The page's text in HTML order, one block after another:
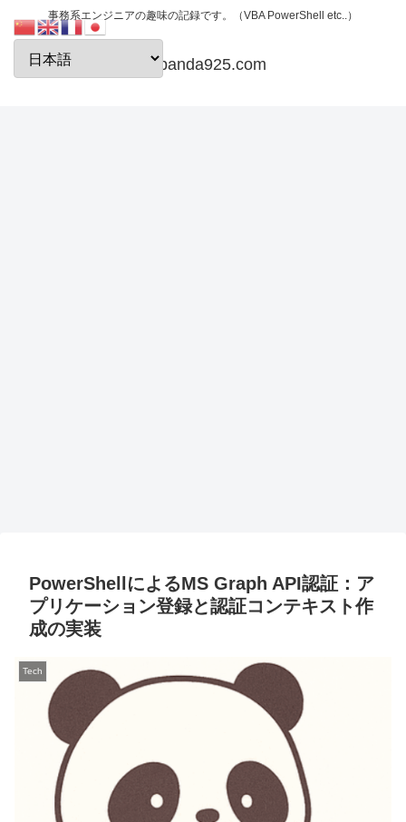
事務系エンジニアの趣味の記録です。（VBA PowerShell etc..）
papanda925.com
PowerShellによるMS Graph API認証：ア
プリケーション登録と認証コンテキスト作
成の実装
Tech